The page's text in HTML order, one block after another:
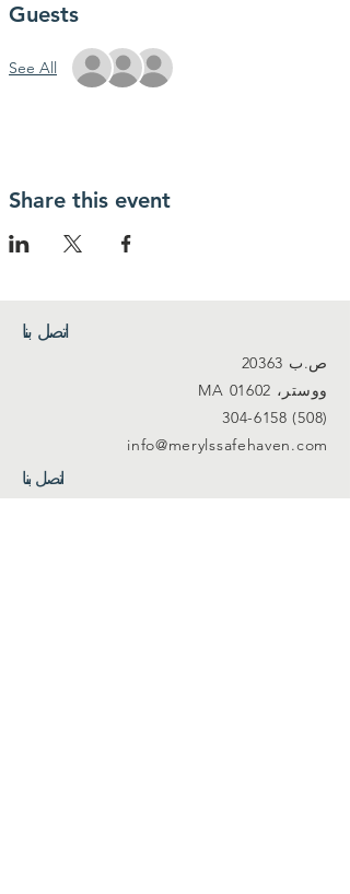
Guests
See All
Share this event
اتصل بنا
ص.ب 20363
ووستر، MA 01602
(508) 304-6158
info@merylssafehaven.com
اتصل بنا